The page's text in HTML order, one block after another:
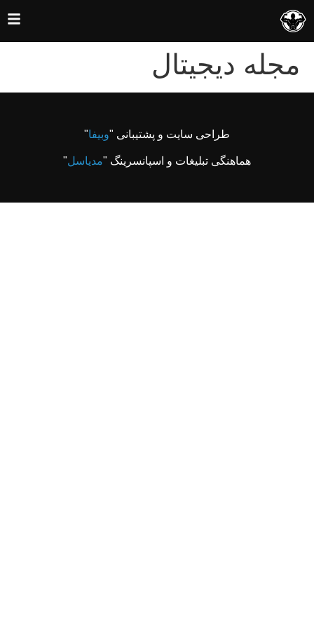
مجله دیجیتال
طراحی سایت و پشتیبانی "وبیفا"
هماهنگی تبلیغات و اسپانسرینگ "مدیاسل"